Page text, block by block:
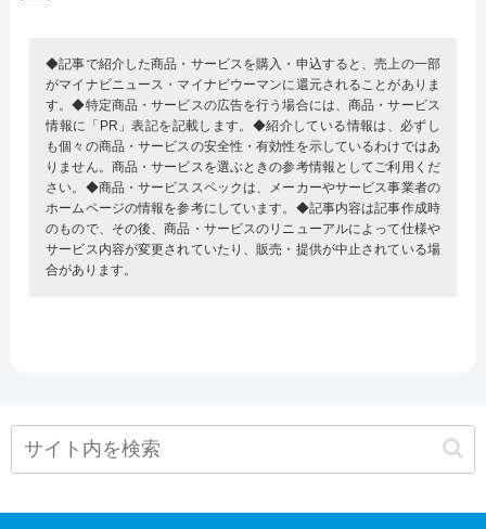
◆記事で紹介した商品・サービスを購入・申込すると、売上の一部
がマイナビニュース・マイナビウーマンに還元されることがありま
す。◆特定商品・サービスの広告を行う場合には、商品・サービス
情報に「PR」表記を記載します。◆紹介している情報は、必ずし
も個々の商品・サービスの安全性・有効性を示しているわけではあ
りません。商品・サービスを選ぶときの参考情報としてご利用くだ
さい。◆商品・サービススペックは、メーカーやサービス事業者の
ホームページの情報を参考にしています。◆記事内容は記事作成時
のもので、その後、商品・サービスのリニューアルによって仕様や
サービス内容が変更されていたり、販売・提供が中止されている場
合があります。